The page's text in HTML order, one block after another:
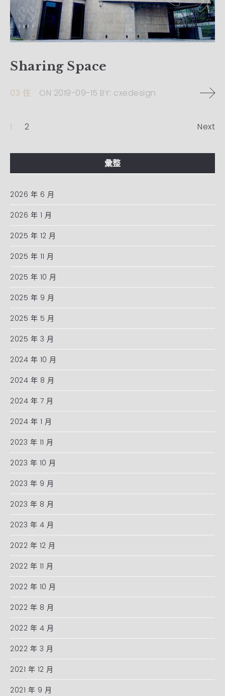
Sharing Space
03 住 ON 2019-09-15 BY: cxedesign
1 2 Next
彙整
2026 年 6 月
2026 年 1 月
2025 年 12 月
2025 年 11 月
2025 年 10 月
2025 年 9 月
2025 年 5 月
2025 年 3 月
2024 年 10 月
2024 年 8 月
2024 年 7 月
2024 年 1 月
2023 年 11 月
2023 年 10 月
2023 年 9 月
2023 年 8 月
2023 年 4 月
2022 年 12 月
2022 年 11 月
2022 年 10 月
2022 年 8 月
2022 年 4 月
2022 年 3 月
2021 年 12 月
2021 年 9 月